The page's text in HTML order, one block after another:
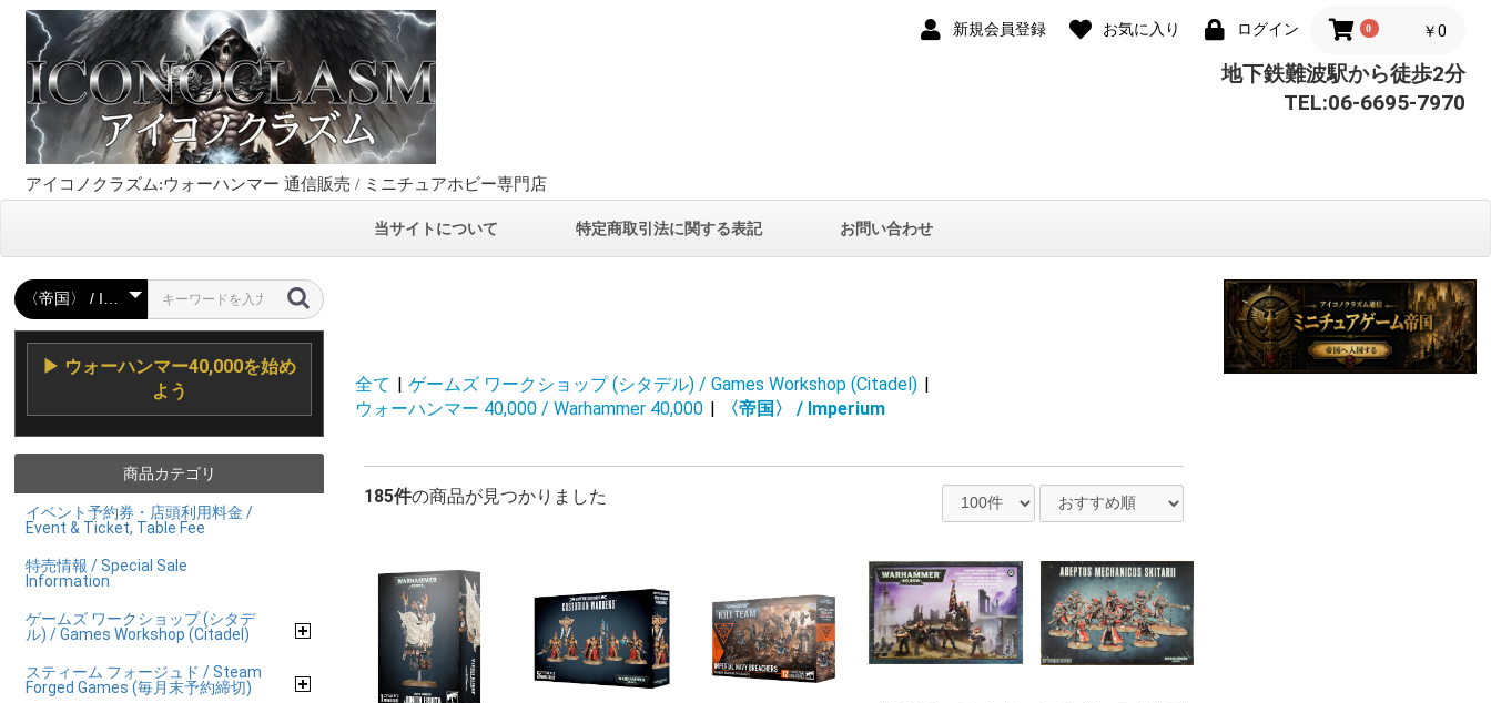
新規会員登録 お気に入り ログイン 0 ￥0
アイコノクラズム:ウォーハンマー 通信販売 / ミニチュアホビー専門店
地下鉄難波駅から徒歩2分
TEL:06-6695-7970
当サイトについて 特定商取引法に関する表記 お問い合わせ
▶ ウォーハンマー40,000を始め
よう
商品カテゴリ
イベント予約券・店頭利用料金 /
Event & Ticket, Table Fee
特売情報 / Special Sale
Information
ゲームズ ワークショップ (シタデ
ル) / Games Workshop (Citadel)
スティーム フォージュド / Steam
Forged Games (毎月末予約締切)
全て | ゲームズ ワークショップ (シタデル) / Games Workshop (Citadel) |
ウォーハンマー 40,000 / Warhammer 40,000 | 〈帝国〉 / Imperium
185件の商品が見つかりました